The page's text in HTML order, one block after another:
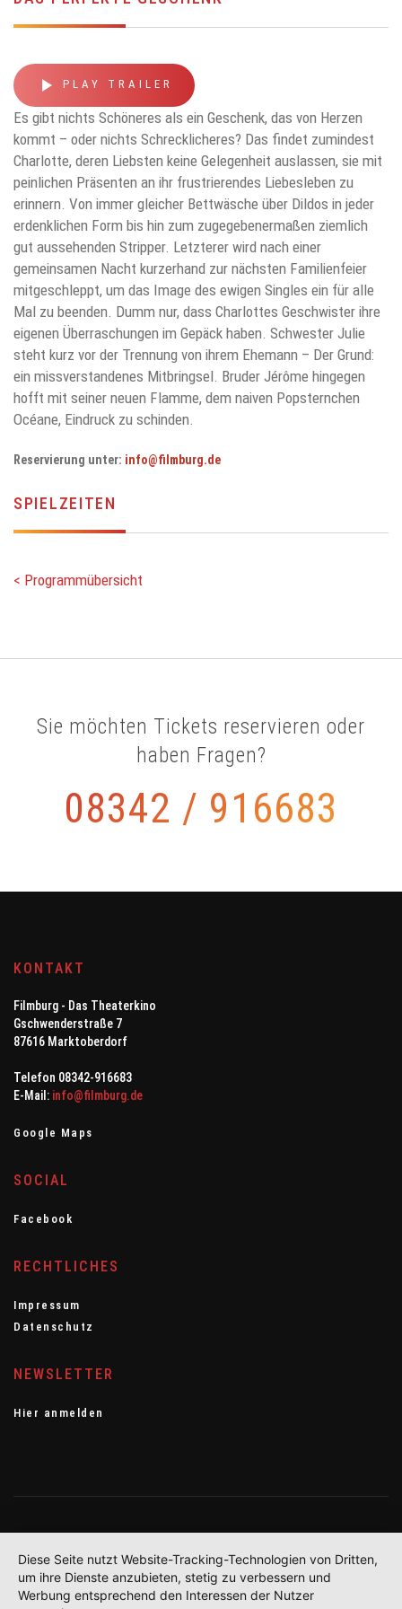
play_arrow PLAY TRAILER
Es gibt nichts Schöneres als ein Geschenk, das von Herzen
kommt – oder nichts Schrecklicheres? Das findet zumindest
Charlotte, deren Liebsten keine Gelegenheit auslassen, sie mit
peinlichen Präsenten an ihr frustrierendes Liebesleben zu
erinnern. Von immer gleicher Bettwäsche über Dildos in jeder
erdenklichen Form bis hin zum zugegebenermaßen ziemlich
gut aussehenden Stripper. Letzterer wird nach einer
gemeinsamen Nacht kurzerhand zur nächsten Familienfeier
mitgeschleppt, um das Image des ewigen Singles ein für alle
Mal zu beenden. Dumm nur, dass Charlottes Geschwister ihre
eigenen Überraschungen im Gepäck haben. Schwester Julie
steht kurz vor der Trennung von ihrem Ehemann – Der Grund:
ein missverstandenes Mitbringsel. Bruder Jérôme hingegen
hofft mit seiner neuen Flamme, dem naiven Popsternchen
Océane, Eindruck zu schinden.
Reservierung unter: info@filmburg.de
SPIELZEITEN
< Programmübersicht
Sie möchten Tickets reservieren oder
haben Fragen?
08342 / 916683
KONTAKT
Filmburg - Das Theaterkino
Gschwenderstraße 7
87616 Marktoberdorf
Telefon 08342-916683
E-Mail: info@filmburg.de
Google Maps
SOCIAL
Facebook
RECHTLICHES
Impressum
Datenschutz
NEWSLETTER
Hier anmelden
Diese Seite nutzt Website-Tracking-Technologien von Dritten,
um ihre Dienste anzubieten, stetig zu verbessern und
Werbung entsprechend den Interessen der Nutzer